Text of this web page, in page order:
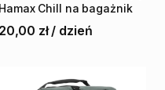
Hamax Chill na bagażnik
20,00 zł / dzień